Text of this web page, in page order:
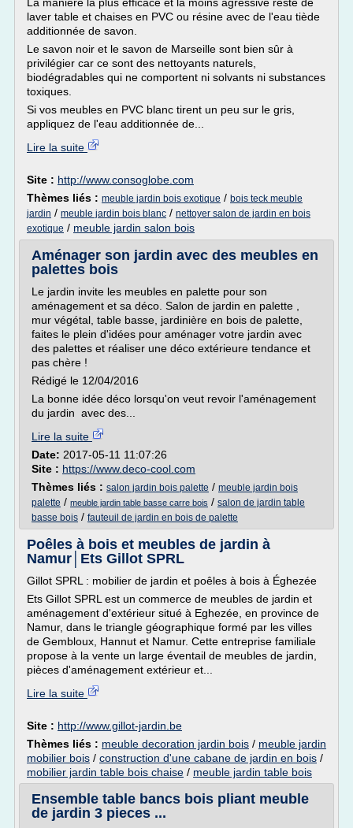
laver table et chaises en PVC ou résine avec de l'eau tiède
additionnée de savon.
Le savon noir et le savon de Marseille sont bien sûr à
privilégier car ce sont des nettoyants naturels,
biodégradables qui ne comportent ni solvants ni substances
toxiques.
Si vos meubles en PVC blanc tirent un peu sur le gris,
appliquez de l'eau additionnée de...
Lire la suite
Site : http://www.consoglobe.com
Thèmes liés : meuble jardin bois exotique / bois teck meuble
jardin / meuble jardin bois blanc / nettoyer salon de jardin en bois
exotique / meuble jardin salon bois
Aménager son jardin avec des meubles en
palettes bois
Le jardin invite les meubles en palette pour son
aménagement et sa déco. Salon de jardin en palette ,
mur végétal, table basse, jardinière en bois de palette,
faites le plein d'idées pour aménager votre jardin avec
des palettes et réaliser une déco extérieure tendance et
pas chère !
Rédigé le 12/04/2016
La bonne idée déco lorsqu'on veut revoir l'aménagement
du jardin avec des...
Lire la suite
Date: 2017-05-11 11:07:26
Site : https://www.deco-cool.com
Thèmes liés : salon jardin bois palette / meuble jardin bois
palette / meuble jardin table basse carre bois / salon de jardin table
basse bois / fauteuil de jardin en bois de palette
Poêles à bois et meubles de jardin à
Namur│Ets Gillot SPRL
Gillot SPRL : mobilier de jardin et poêles à bois à Éghezée
Ets Gillot SPRL est un commerce de meubles de jardin et
aménagement d'extérieur situé à Eghezée, en province de
Namur, dans le triangle géographique formé par les villes
de Gembloux, Hannut et Namur. Cette entreprise familiale
propose à la vente un large éventail de meubles de jardin,
pièces d'aménagement extérieur et...
Lire la suite
Site : http://www.gillot-jardin.be
Thèmes liés : meuble decoration jardin bois / meuble jardin
mobilier bois / construction d'une cabane de jardin en bois /
mobilier jardin table bois chaise / meuble jardin table bois
Ensemble table bancs bois pliant meuble
de jardin 3 pieces ...